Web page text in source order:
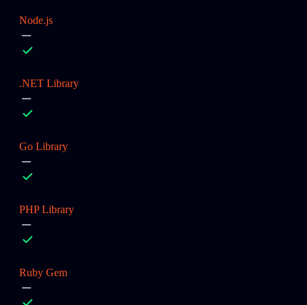
Node.js
.NET Library
Go Library
PHP Library
Ruby Gem